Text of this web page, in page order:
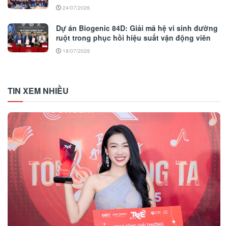
24/07/2026
Dự án Biogenic 84D: Giải mã hệ vi sinh đường
ruột trong phục hồi hiệu suất vận động viên
18/07/2026
TIN XEM NHIỀU